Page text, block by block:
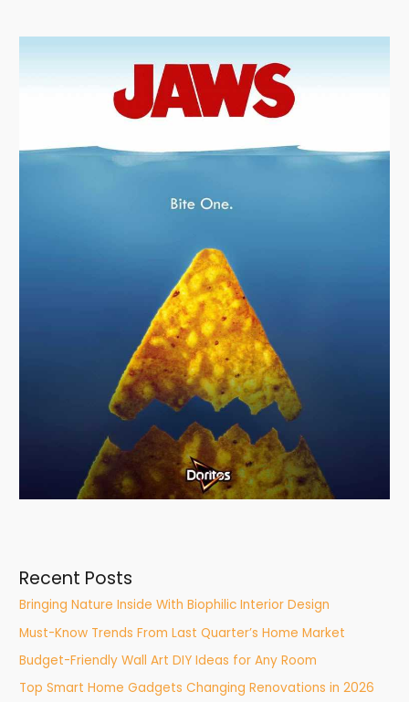
Recent Posts
Bringing Nature Inside With Biophilic Interior Design
Must-Know Trends From Last Quarter’s Home Market
Budget-Friendly Wall Art DIY Ideas for Any Room
Top Smart Home Gadgets Changing Renovations in 2026